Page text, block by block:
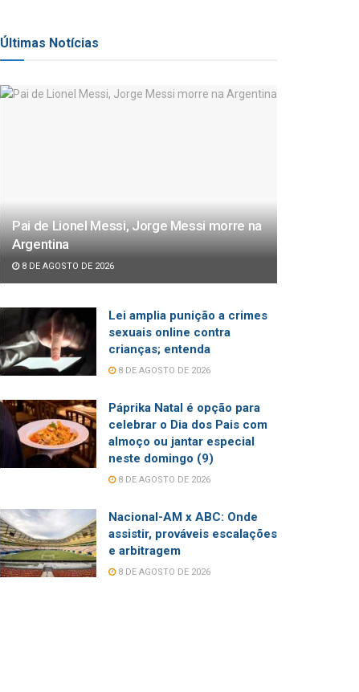
Últimas Notícias
Pai de Lionel Messi, Jorge Messi morre na
Argentina
8 DE AGOSTO DE 2026
Lei amplia punição a crimes
sexuais online contra
crianças; entenda
8 DE AGOSTO DE 2026
Páprika Natal é opção para
celebrar o Dia dos Pais com
almoço ou jantar especial
neste domingo (9)
8 DE AGOSTO DE 2026
Nacional-AM x ABC: Onde
assistir, prováveis escalações
e arbitragem
8 DE AGOSTO DE 2026